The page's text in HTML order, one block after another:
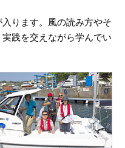
ります。風の読み方やそ
践を交えながら学んでい